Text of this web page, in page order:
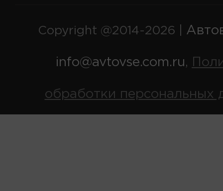
Copyright @2014-2026 |
info@avtovse.com.ru,
обработки персональных